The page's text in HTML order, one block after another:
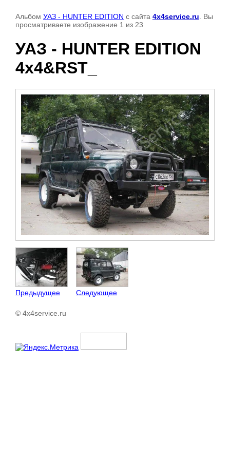
Альбом УАЗ - HUNTER EDITION с сайта 4x4service.ru . Вы
просматриваете изображение 1 из 23
УАЗ - HUNTER EDITION
4x4&RST_
Предыдущее Следующее
© 4x4service.ru